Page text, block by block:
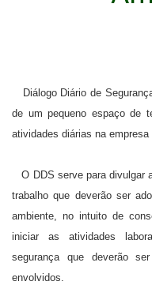
Diálogo Diário de
de um pequeno espaço de
atividades diárias na
O DDS serve para divulgar
trabalho que deverão ser
ambiente, no intuito de
iniciar as atividades
segurança que deverão
envolvidos.